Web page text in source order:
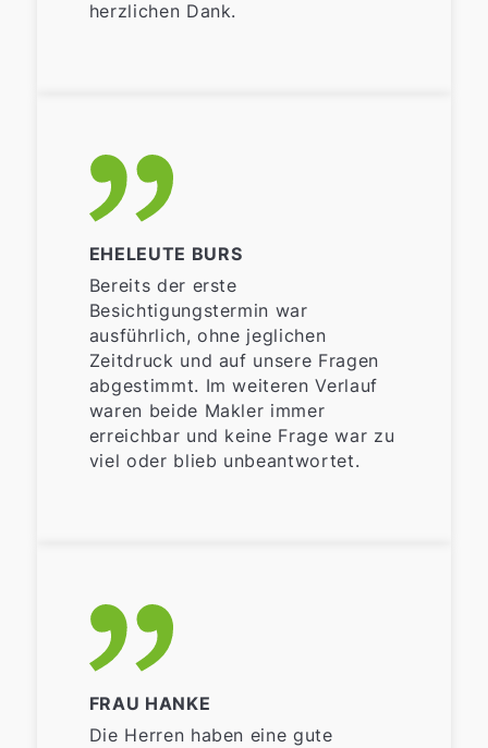
herzlichen Dank.
EHELEUTE BURS
Bereits der erste
Besichtigungstermin war
ausführlich, ohne jeglichen
Zeitdruck und auf unsere Fragen
abgestimmt. Im weiteren Verlauf
waren beide Makler immer
erreichbar und keine Frage war zu
viel oder blieb unbeantwortet.
FRAU HANKE
Die Herren haben eine gute